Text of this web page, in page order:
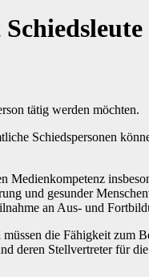
tätig werden möchten.
Schiedspersonen
und gesunder
an Aus- und
die Fähigkeit
deren Stellvertreter für